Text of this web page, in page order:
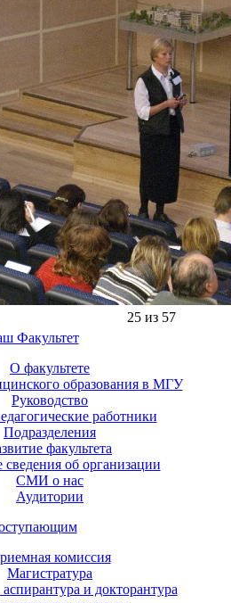
25 из 57
Факультет
О факультете
образования в МГУ
Руководство
работники
Подразделения
факультета
об организации
СМИ о нас
Аудитории
комиссия
Магистратура
и докторантура